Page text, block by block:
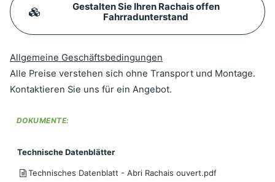
Gestalten Sie Ihren Rachais offen
Fahrradunterstand
Allgemeine Geschäftsbedingungen
Alle Preise verstehen sich ohne Transport und Montage.
Kontaktieren Sie uns für ein Angebot.
DOKUMENTE:
Technische Datenblätter
Technisches Datenblatt - Abri Rachais ouvert.pdf